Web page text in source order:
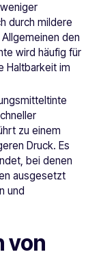
durch mildere
den
wird häufig für
Haltbarkeit im
zu einem
Druck. Es
bei denen
ausgesetzt
und
von